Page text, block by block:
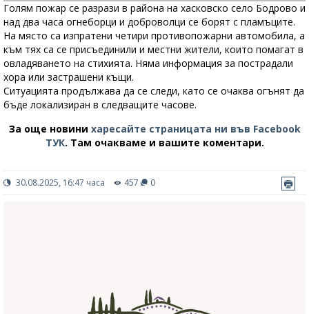
Голям пожар се разрази в района на хасковско село Бодрово и
над два часа огнеборци и доброволци се борят с пламъците.
На място са изпратени четири противопожарни автомобила, а
към тях са се присъединили и местни жители, които помагат в
овладяването на стихията. Няма информация за пострадали
хора или застрашени къщи.
Ситуацията продължава да се следи, като се очаква огънят да
бъде локализиран в следващите часове.
За още новини харесайте страницата ни във Facebook
ТУК. Там очакваме и вашите коментари.
30.08.2025, 16:47 часа 457 0